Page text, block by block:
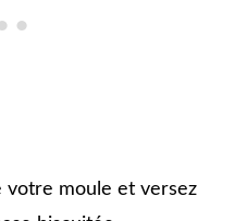
votre moule et versez